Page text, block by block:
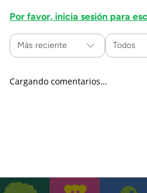
Por favor, inicia sesión para
Más reciente Todos
Cargando comentarios…